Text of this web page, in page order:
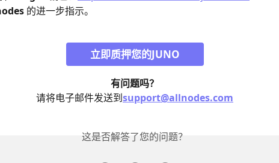
的进一步指示。
立即质押您的JUNO
有问题吗？
请将电子邮件发送到support@allnodes.com
这是否解答了您的问题？